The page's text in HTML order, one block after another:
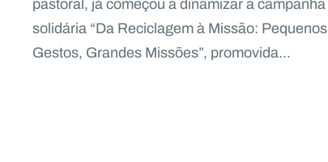
pastoral, já começou a dinamizar a campanha
solidária “Da Reciclagem à Missão: Pequenos
Gestos, Grandes Missões”, promovida...